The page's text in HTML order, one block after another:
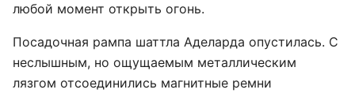
любой момент открыть огонь.
Посадочная рампа шаттла Аделарда опустилась. С
неслышным, но ощущаемым металлическим
лязгом отсоединились магнитные ремни